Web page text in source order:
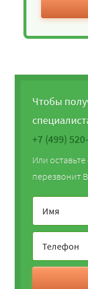
Чтобы
+7 (499)
Или
перезвонит